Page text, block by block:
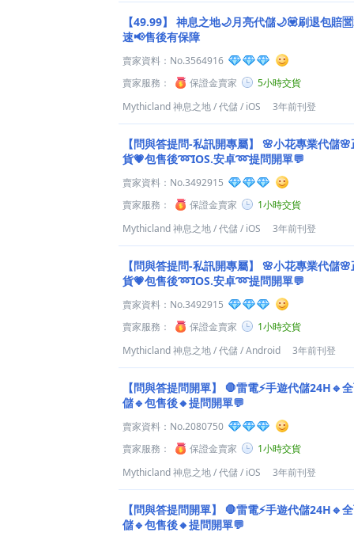
【49.99】
神息之地🌙月亮代儲🌙💟刷退包賠
速📢售後有保障
賣家資料： No.3564916
賣家服務：
保證金賣家
5小時交貨
Mythicland 神息之地/代儲/ iOS 3年前刊登
【問與答提問-私訊開專屬】
🌸小花專業代儲
貨💗包售後➿IOS.安卓➿提問開單💬
賣家資料： No.3492915
賣家服務：
保證金賣家
1小時交貨
Mythicland 神息之地/代儲/ iOS 3年前刊登
【問與答提問-私訊開專屬】
🌸小花專業代儲
貨💗包售後➿IOS.安卓➿提問開單💬
賣家資料： No.3492915
賣家服務：
保證金賣家
1小時交貨
Mythicland 神息之地/代儲/Android 3年前刊登
【問與答提問開單】
🛑雷電⚡️手遊代儲24H🔹
儲🔹包售後🔸提問開單💬
賣家資料： No.2080750
賣家服務：
保證金賣家
1小時交貨
Mythicland 神息之地/代儲/ iOS 3年前刊登
【問與答提問開單】
🛑雷電⚡️手遊代儲24H🔹
儲🔹包售後🔸提問開單💬